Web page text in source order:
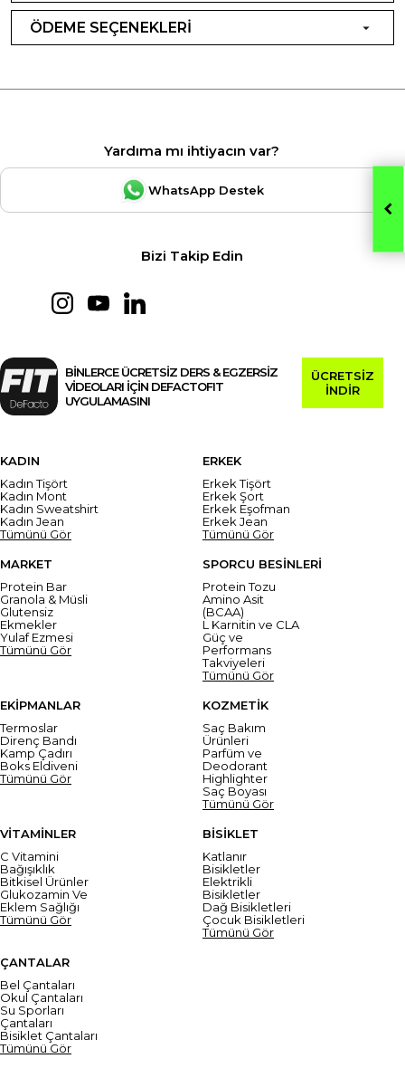
ÖDEME SEÇENEKLERİ
Yardıma mı ihtiyacın var?
WhatsApp Destek
Bizi Takip Edin
BİNLERCE ÜCRETSİZ DERS & EGZERSİZ
VİDEOLARI İÇİN DEFACTOFIT
UYGULAMASINI
ÜCRETSİZ
İNDİR
KADIN
Kadın Tişört
Kadın Mont
Kadın Sweatshirt
Kadın Jean
Tümünü Gör
ERKEK
Erkek Tişört
Erkek Şort
Erkek Eşofman
Erkek Jean
Tümünü Gör
MARKET
Protein Bar
Granola & Müsli
Glutensiz
Ekmekler
Yulaf Ezmesi
Tümünü Gör
SPORCU BESİNLERİ
Protein Tozu
Amino Asit
(BCAA)
L Karnitin ve CLA
Güç ve
Performans
Takviyeleri
Tümünü Gör
EKİPMANLAR
Termoslar
Direnç Bandı
Kamp Çadırı
Boks Eldiveni
Tümünü Gör
KOZMETİK
Saç Bakım
Ürünleri
Parfüm ve
Deodorant
Highlighter
Saç Boyası
Tümünü Gör
VİTAMİNLER
C Vitamini
Bağışıklık
Bitkisel Ürünler
Glukozamin Ve
Eklem Sağlığı
Tümünü Gör
BİSİKLET
Katlanır
Bisikletler
Elektrikli
Bisikletler
Dağ Bisikletleri
Çocuk Bisikletleri
Tümünü Gör
ÇANTALAR
Bel Çantaları
Okul Çantaları
Su Sporları
Çantaları
Bisiklet Çantaları
Tümünü Gör